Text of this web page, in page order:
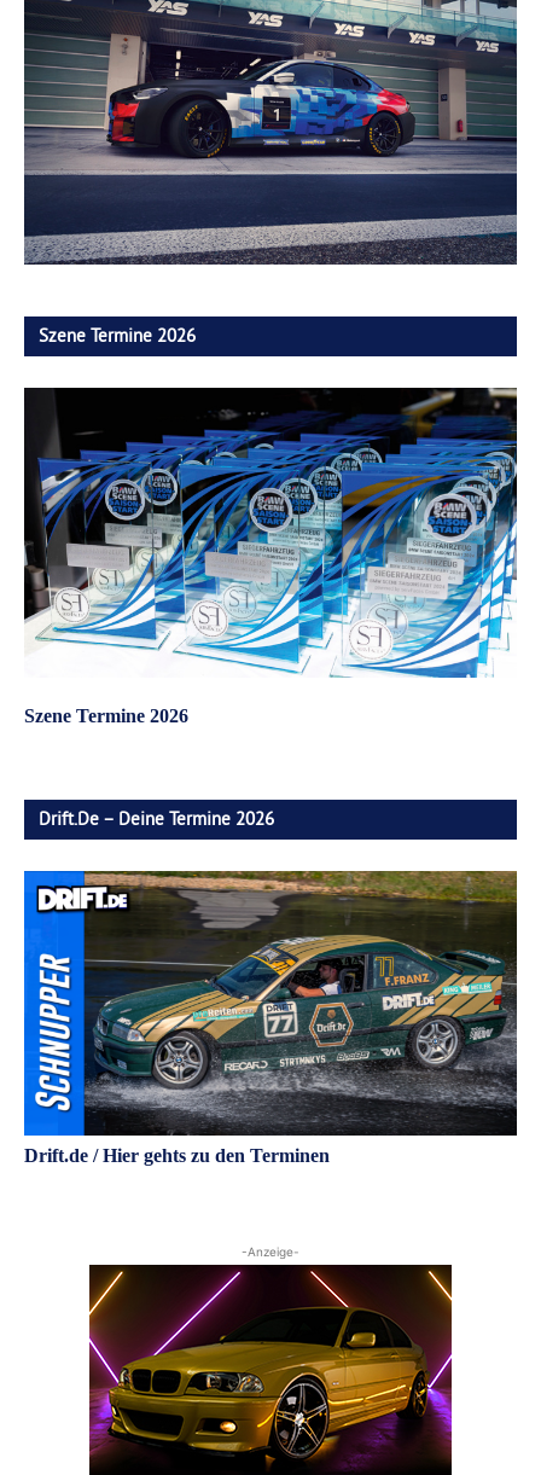
Szene Termine 2026
Szene Termine 2026
Drift.de – Deine Termine 2026
Drift.de / Hier gehts zu den Terminen
-Anzeige-